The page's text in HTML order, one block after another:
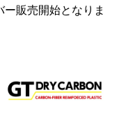
販売開始となりま